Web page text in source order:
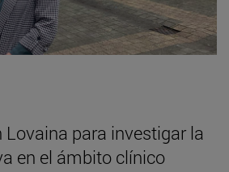
Lovaina para investigar la
en el ámbito clínico